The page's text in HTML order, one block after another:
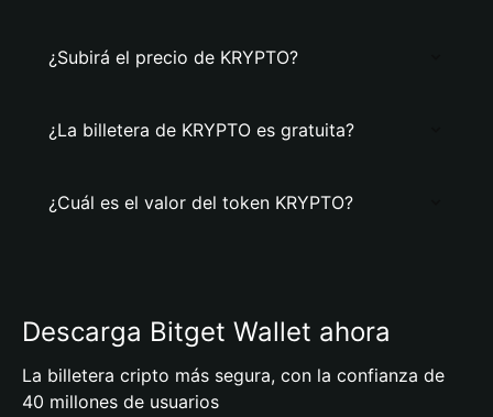
¿Subirá el precio de KRYPTO?
¿La billetera de KRYPTO es gratuita?
¿Cuál es el valor del token KRYPTO?
Descarga Bitget Wallet ahora
La billetera cripto más segura, con la confianza de
40 millones de usuarios